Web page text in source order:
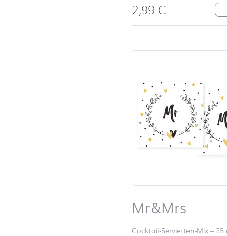
2,99€
Mr&Mrs
Cocktail-Servietten-Mix–25